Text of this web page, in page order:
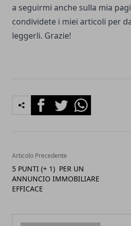
a seguirmi anche sulla mia
condividete i miei articoli per
leggerli. Grazie!
FacebookTwitterWhatsapp
Articolo Precedente
5 PUNTI (+ 1) PER UN
ANNUNCIO IMMOBILIARE
EFFICACE